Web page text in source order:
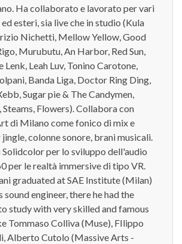
Ha collaborato e lavorato per vari
esteri, sia live che in studio (Kula
Nichetti, Mellow Yellow, Good
Murubutu, An Harbor, Red Sun,
Lenk, Leah Luv, Tonino Carotone,
Banda Liga, Doctor Ring Ding,
Sugar pie & The Candymen,
Flowers). Collabora con
di Milano come fonico di mix e
colonne sonore, brani musicali.
Solidcolor per lo sviluppo dell'audio
per le realtà immersive di tipo VR.
graduated at SAE Institute (Milan)
sound engineer, there he had the
study with very skilled and famous
Tommaso Colliva (Muse), FIlippo
Alberto Cutolo (Massive Arts -